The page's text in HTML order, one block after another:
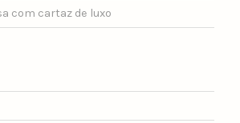
com cartaz de luxo